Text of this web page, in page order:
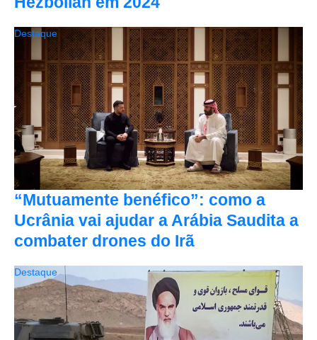
“Mutuamente benéfico”: como a
Ucrânia vai ajudar a Arábia Saudita a
combater drones do Irã
Destaque
Destaque